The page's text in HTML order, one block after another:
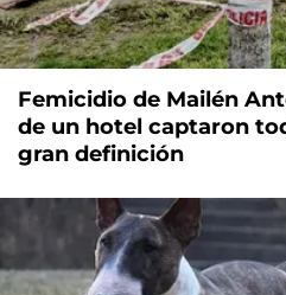
Femicidio de Mailén
de un hotel captaron
gran definición